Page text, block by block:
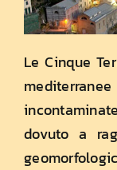
Le Cinque
dovuto a